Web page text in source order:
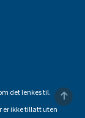
det lenkes til.
er ikke tillatt uten